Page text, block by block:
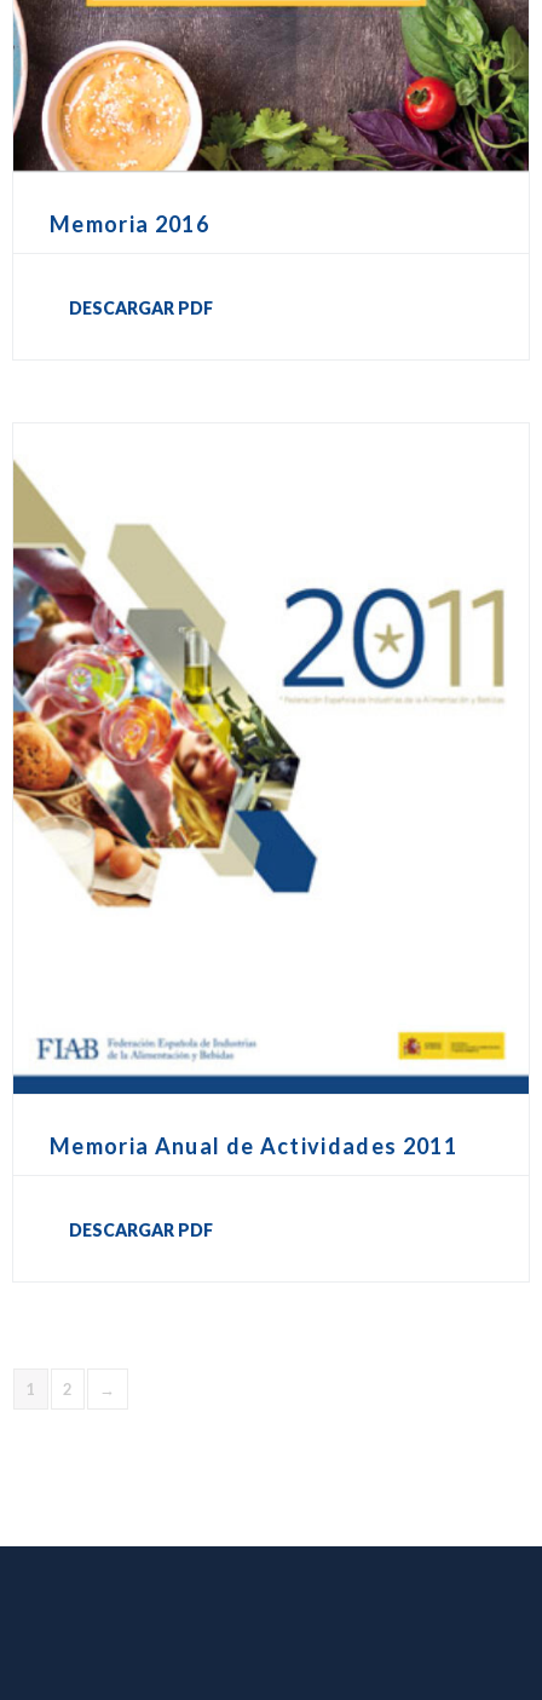
Memoria 2016
DESCARGAR PDF
Memoria Anual de Actividades 2011
DESCARGAR PDF
1 2 →